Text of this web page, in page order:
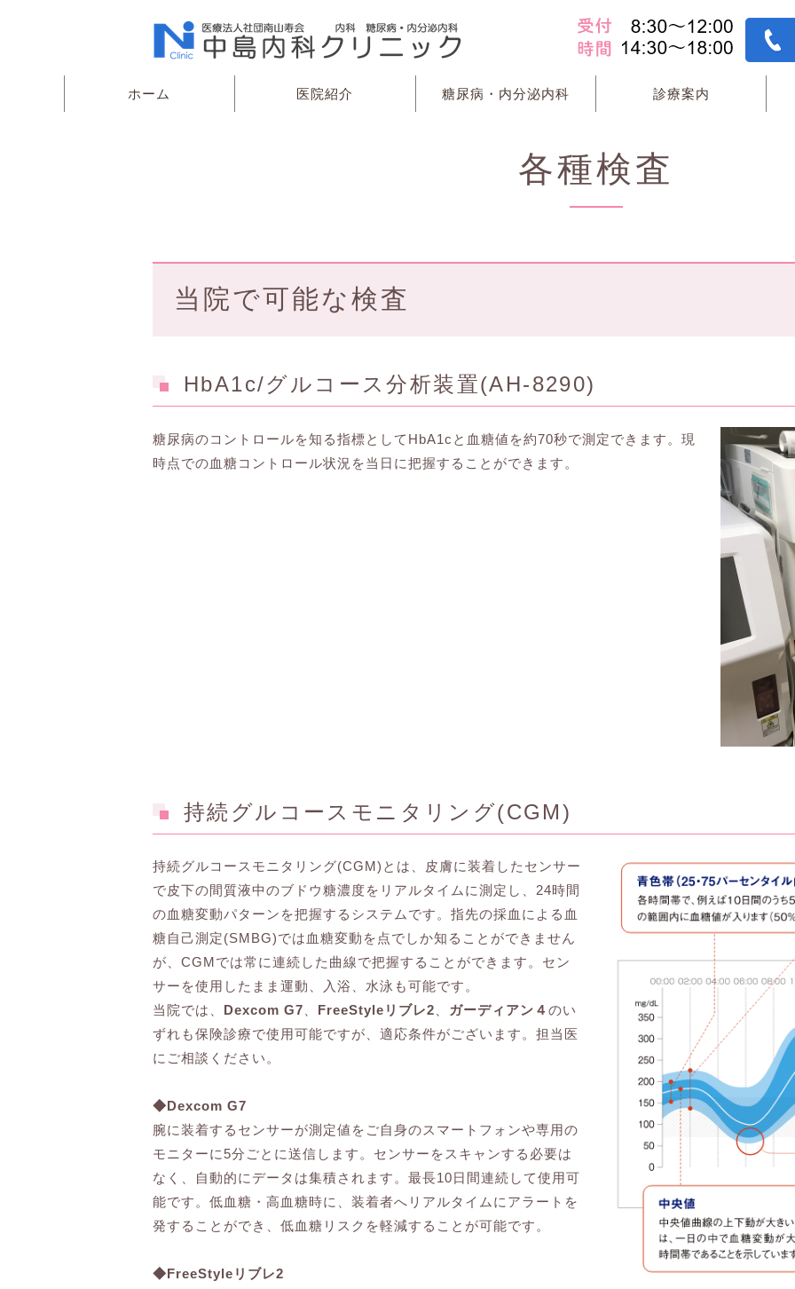
ホーム 医院紹介 糖尿病・内分泌内科 診療案内
各種検査
当院で可能な検査
HbA1c/グルコース分析装置(AH-8290)
糖尿病のコントロールを知る指標としてHbA1cと血糖値を約70秒で測定できます。現
時点での血糖コントロール状況を当日に把握することができます。
持続グルコースモニタリング(CGM)
持続グルコースモニタリング(CGM)とは、皮膚に装着したセンサー
で皮下の間質液中のブドウ糖濃度をリアルタイムに測定し、24時間
の血糖変動パターンを把握するシステムです。指先の採血による血
糖自己測定(SMBG)では血糖変動を点でしか知ることができません
が、CGMでは常に連続した曲線で把握することができます。セン
サーを使用したまま運動、入浴、水泳も可能です。
当院では、 Dexcom G7 FreeStyleリブレ2 ガーディアン４ のい
ずれも保険診療で使用可能ですが、適応条件がございます。担当医
にご相談ください。
◆Dexcom G7
腕に装着するセンサーが測定値をご自身のスマートフォンや専用の
モニターに5分ごとに送信します。センサーをスキャンする必要は
なく、自動的にデータは集積されます。最長10日間連続して使用可
能です。低血糖・高血糖時に、装着者へリアルタイムにアラートを
発することができ、低血糖リスクを軽減することが可能です。
◆FreeStyleリブレ2